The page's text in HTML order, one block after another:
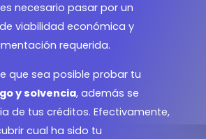
necesario pasar por un
viabilidad económica y
requerida.
que sea posible probar tu
y solvencia, además se
de tus créditos. Efectivamente,
cual ha sido tu